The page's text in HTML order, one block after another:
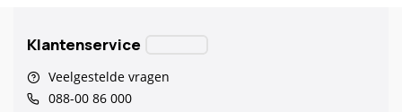
Klantenservice
Veelgestelde vragen
088-00 86 000